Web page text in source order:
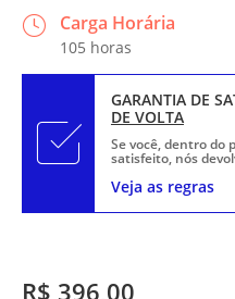
R$ 396,00
Carga Horária
105 horas
GARANTIA DE
DE VOLTA
Se você, dentro do
satisfeito, nós
Veja as regras